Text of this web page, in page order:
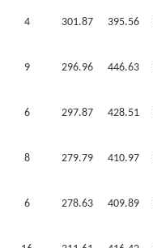
4 301.87 395.56
9 296.96 446.63
6 297.87 428.51
8 279.79 410.97
6 278.63 409.89